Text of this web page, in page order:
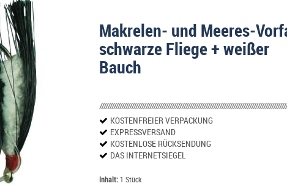
Makrelen- und Meeres-
schwarze Fliege + weißer
Bauch
KOSTENFREIER VERPACKUNG
EXPRESSVERSAND
KOSTENLOSE RÜCKSENDUNG
DAS INTERNETSIEGEL
Inhalt:1 Stück